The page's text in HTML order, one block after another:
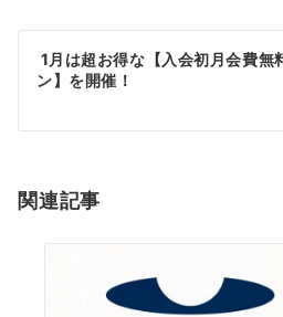
1月は超お得な【入会初月会費無
ン】を開催！
関連記事